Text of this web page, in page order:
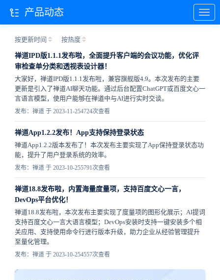
按更新时间 按热度
禅道IPD版1.1.1发布啦，全面提升客户端的会议功能，优化评
审检查单分类和透视表设计器！
大家好，禅道IPD版1.1.1发布啦，兼容旗舰版4.9。本次发布的主要
更新是引入了禅道AI聊天功能。通过后台配置ChatGPT或百度文心一
言语言模型，使用户能够在禅道中与AI进行实时交谈。
发布：禅道 于 2023-11-254724次查看
禅道App1.2.2发布！App支持保持登录状态
禅道App1.2.2版本发布了！本次发布主要实现了App保持登录状态功
能，提升了用户登录系统的效率。
发布：禅道 于 2023-10-255791次查看
禅道18.8发布啦，内置海量度量项，支持百度文心一言，
DevOps平台优化！
禅道18.8发布啦，本次发布主要实现了度量项的图形化展示；AI提词
支持百度文心一言大语言模型；DevOps安装时支持一键安装多个相
关应用、支持使用命令行进行版本升级，助力企业从经验管理提升
至量化管理。
发布：禅道 于 2023-10-254557次查看
产品动态